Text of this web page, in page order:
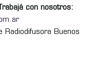
Trabajá con nosotros:
Radiodifusora Buenos